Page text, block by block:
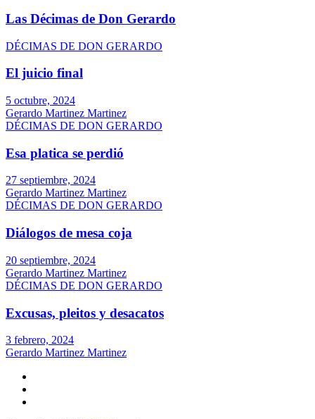
Las Décimas de Don Gerardo
DÉCIMAS DE DON GERARDO
El juicio final
5 octubre, 2024
Gerardo Martinez Martinez
DÉCIMAS DE DON GERARDO
Esa platica se perdió
27 septiembre, 2024
Gerardo Martinez Martinez
DÉCIMAS DE DON GERARDO
Diálogos de mesa coja
20 septiembre, 2024
Gerardo Martinez Martinez
DÉCIMAS DE DON GERARDO
Excusas, pleitos y desacatos
3 febrero, 2024
Gerardo Martinez Martinez